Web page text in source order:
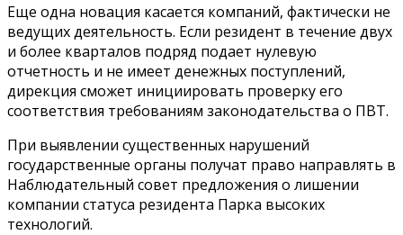
Еще одна новация касается компаний, фактически не
ведущих деятельность. Если резидент в течение двух
и более кварталов подряд подает нулевую
отчетность и не имеет денежных поступлений,
дирекция сможет инициировать проверку его
соответствия требованиям законодательства о ПВТ.
При выявлении существенных нарушений
государственные органы получат право направлять в
Наблюдательный совет предложения о лишении
компании статуса резидента Парка высоких
технологий.